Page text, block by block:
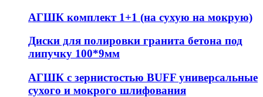
АГШК комплект 1+1 (на сухую на мокрую)
Диски для полировки гранита бетона под
липучку 100*9мм
АГШК с зернистостью BUFF универсальные
сухого и мокрого шлифования